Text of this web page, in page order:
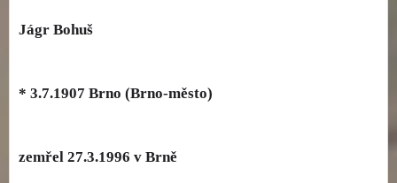
Jágr Bohuš
* 3.7.1907 Brno (Brno-město)
zemřel 27.3.1996 v Brně